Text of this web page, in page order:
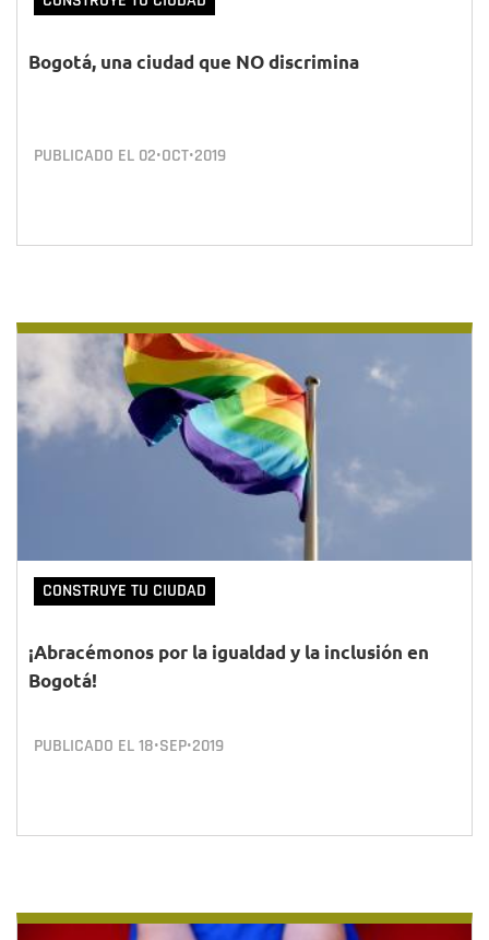
Bogotá, una ciudad que NO discrimina
PUBLICADO EL 02•OCT•2019
CONSTRUYE TU CIUDAD
¡Abracémonos por la igualdad y la inclusión en
Bogotá!
PUBLICADO EL18•SEP•2019